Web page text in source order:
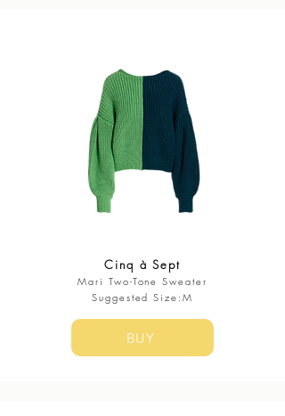
Cinq à Sept
Mari Two-Tone Sweater
Suggested Size:M
BUY